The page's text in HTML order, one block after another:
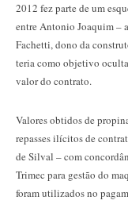
2012 fez parte de um
entre Antonio Joaquim –
Fachetti, dono da
teria como objetivo
valor do contrato.
Valores obtidos de
repasses ilícitos de
de Silval – com
Trimec para gestão do
foram utilizados no